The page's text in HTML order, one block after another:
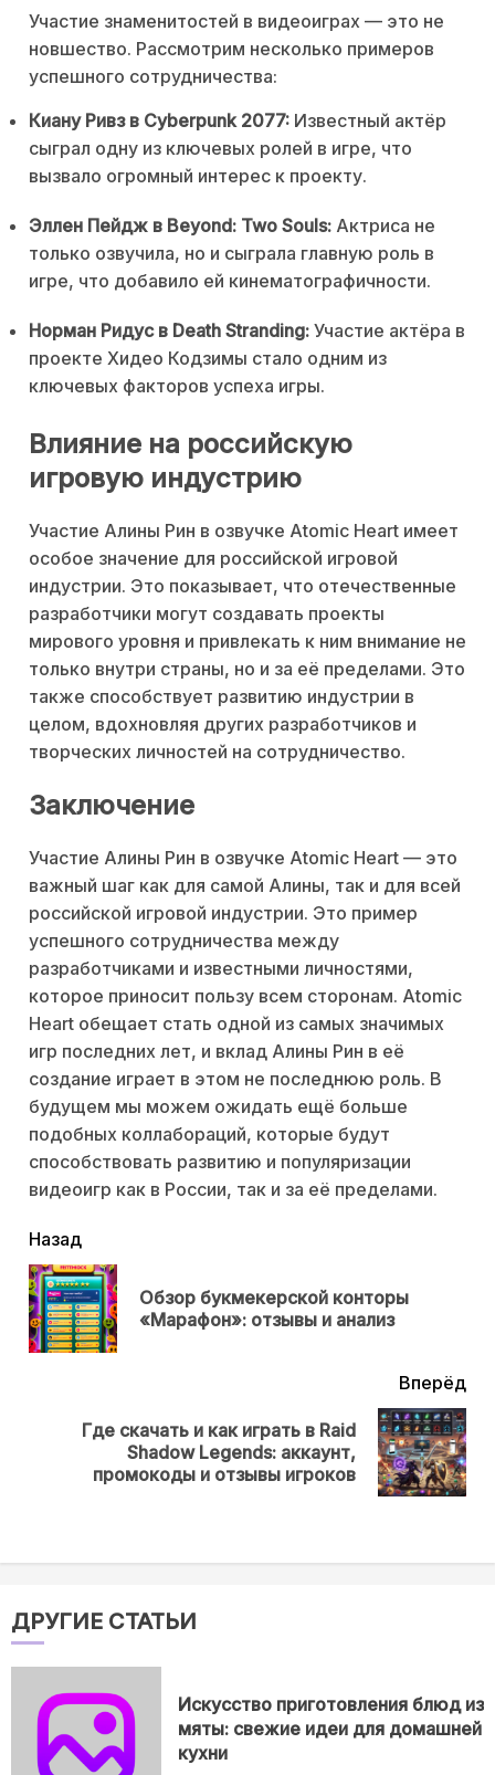
Участие знаменитостей в видеоиграх — это не
новшество. Рассмотрим несколько примеров
успешного сотрудничества:
Киану Ривз в Cyberpunk 2077: Известный актёр
сыграл одну из ключевых ролей в игре, что
вызвало огромный интерес к проекту.
Эллен Пейдж в Beyond: Two Souls: Актриса не
только озвучила, но и сыграла главную роль в
игре, что добавило ей кинематографичности.
Норман Ридус в Death Stranding: Участие актёра в
проекте Хидео Кодзимы стало одним из
ключевых факторов успеха игры.
Влияние на российскую
игровую индустрию
Участие Алины Рин в озвучке Atomic Heart имеет
особое значение для российской игровой
индустрии. Это показывает, что отечественные
разработчики могут создавать проекты
мирового уровня и привлекать к ним внимание не
только внутри страны, но и за её пределами. Это
также способствует развитию индустрии в
целом, вдохновляя других разработчиков и
творческих личностей на сотрудничество.
Заключение
Участие Алины Рин в озвучке Atomic Heart — это
важный шаг как для самой Алины, так и для всей
российской игровой индустрии. Это пример
успешного сотрудничества между
разработчиками и известными личностями,
которое приносит пользу всем сторонам. Atomic
Heart обещает стать одной из самых значимых
игр последних лет, и вклад Алины Рин в её
создание играет в этом не последнюю роль. В
будущем мы можем ожидать ещё больше
подобных коллабораций, которые будут
способствовать развитию и популяризации
видеоигр как в России, так и за её пределами.
читать
еще
Назад
Обзор букмекерской конторы
«Марафон»: отзывы и анализ
Вперёд
Где скачать и как играть в Raid
Shadow Legends: аккаунт,
промокоды и отзывы игроков
ДРУГИЕ СТАТЬИ
Искусство приготовления блюд из
мяты: свежие идеи для домашней
кухни